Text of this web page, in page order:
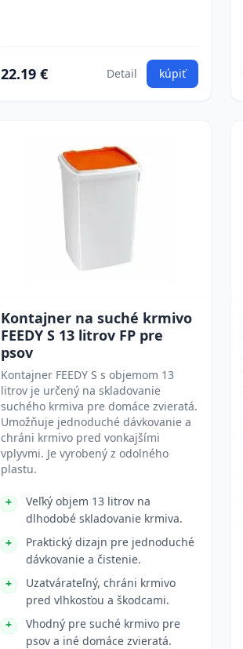
22.19 € Detail kúpiť
Kontajner na suché krmivo
FEEDY S 13 litrov FP pre
psov
Kontajner FEEDY S s objemom 13
litrov je určený na skladovanie
suchého krmiva pre domáce zvieratá.
Umožňuje jednoduché dávkovanie a
chráni krmivo pred vonkajšími
vplyvmi. Je vyrobený z odolného
plastu.
Veľký objem 13 litrov na
dlhodobé skladovanie krmiva.
Praktický dizajn pre jednoduché
dávkovanie a čistenie.
Uzatvárateľný, chráni krmivo
pred vlhkosťou a škodcami.
Vhodný pre suché krmivo pre
psov a iné domáce zvieratá.